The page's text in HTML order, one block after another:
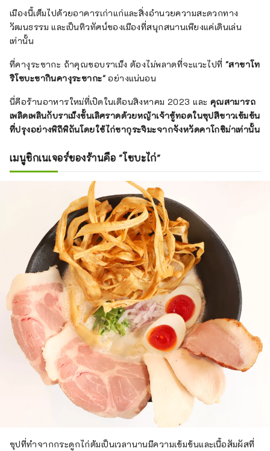
ญี่ปุ่นขึ้นมาใหม่ ร้านอาหารชื่อดังที่ได้รับเลือกให้
เป็นหนึ่งในร้านอาหาร 100 อันดับแรกบนเว็บไซต์
ด้านใน และคัปโปทำให้นึกถึงร้านอาหารญี่ปุ่น
รวมถึงการบริการลูกค้าที่แสดงออกถึง
วัฒนธรรมการต้อนรับแบบญี่ปุ่นอย่างเต็มที่ ไม่
เพียงแต่มอบรสชาติเท่านั้น แต่ยังมอบ
ประสบการณ์อีกด้วย เป็นร้านราเมนยอดนิยมที่
คุณสามารถสัมผัสประสบการณ์ญี่ปุ่นได้อย่าง
เมืองนี้เต็มไปด้วยอาคารเก่าแก่และสิ่งอำนวยความสะดวกทาง
วัฒนธรรม และเป็นทิวทัศน์ของเมืองที่สนุกสนานเพียงแค่เดินเล่น
เท่านั้น
ที่คางุระซากะ ถ้าคุณชอบราเม็ง ต้องไม่พลาดที่จะแวะไปที่"สาขาโท
ริโซบะซากินคางุระซากะ"อย่างแน่นอน
นี่คือร้านอาหารใหม่ที่เปิดในเดือนสิงหาคม 2023 และ คุณสามารถ
เพลิดเพลินกับราเม็งชั้นเลิศราดด้วยหญ้าเจ้าชู้ทอดในซุปสีขาวเข้มข้น
ที่ปรุงอย่างพิถีพิถันโดยใช้ไก่ซากุระจิมะจากจังหวัดคาโกชิม่าเท่านั้น
เมนูซิกเนเจอร์ของร้านคือ "โซบะไก่"
ซุปที่ทำจากกระดูกไก่ต้มเป็นเวลานานมีความเข้มข้นและเนื้อสัมผัสที่